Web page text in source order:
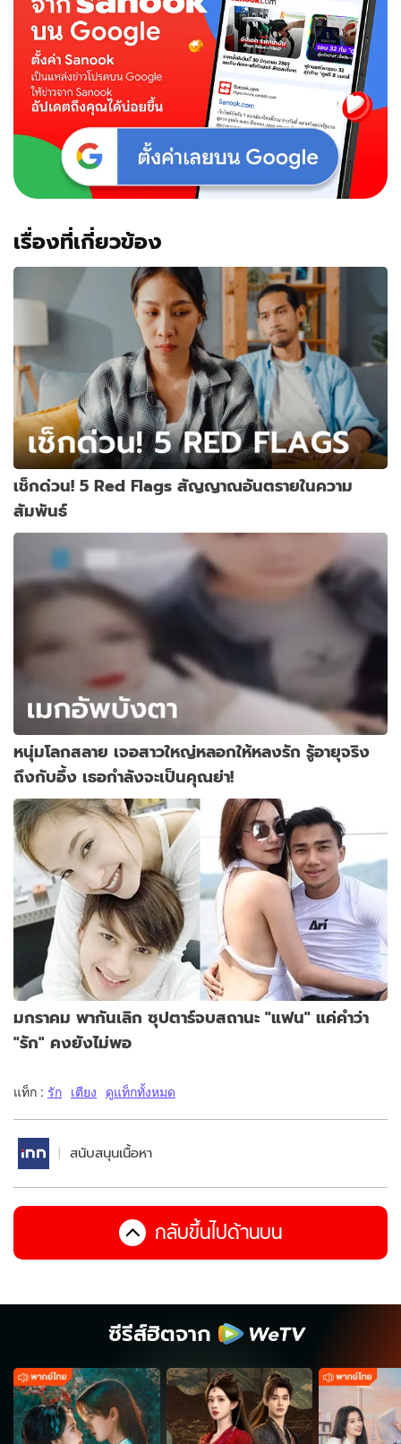
เรื่องที่เกี่ยวข้อง
เช็กด่วน! 5 Red Flags สัญญาณอันตรายในความ
สัมพันธ์
หนุ่มโลกสลาย เจอสาวใหญ่หลอกให้หลงรัก รู้อายุจริง
ถึงกับอึ้ง เธอกำลังจะเป็นคุณย่า!
มกราคม พากันเลิก ซุปตาร์จบสถานะ "แฟน" แค่คำว่า
"รัก" คงยังไม่พอ
แท็ก : รัก เตียง ดูแท็กทั้งหมด
สนับสนุนเนื้อหา
กลับขึ้นไปด้านบน
ซีรีส์ฮิตจาก